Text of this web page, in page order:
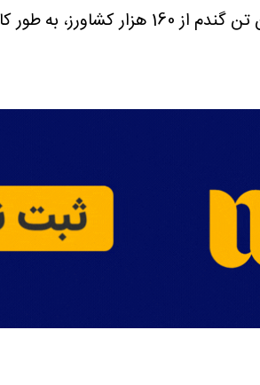
تضمینی گندم اعلام کرد که تا کنون 41 هزار میلیارد تومان از مطالبات